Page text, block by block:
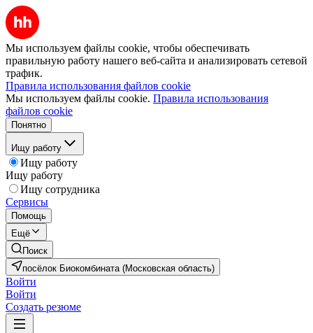
Мы используем файлы cookie, чтобы обеспечивать
правильную работу нашего веб-сайта и анализировать сетевой
трафик.
Правила использования файлов cookie
Мы используем файлы cookie. Правила использования
файлов cookie
Понятно
Ищу работу
Ищу работу
Ищу работу
Ищу сотрудника
Сервисы
Помощь
Ещё
Поиск
посёлок Биокомбината (Московская область)
Войти
Войти
Создать резюме